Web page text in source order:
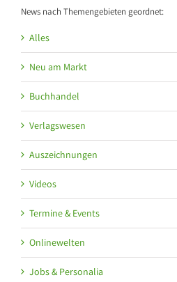
News nach Themengebieten geordnet:
Alles
Neu am Markt
Buchhandel
Verlagswesen
Auszeichnungen
Videos
Termine & Events
Onlinewelten
Jobs & Personalia